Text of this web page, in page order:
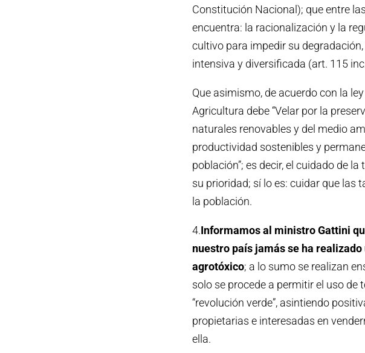
Constitución Nacional); que entre
encuentra: la racionalización y la
cultivo para impedir su
intensiva y diversificada (art. 115
Que asimismo, de acuerdo con la
Agricultura debe “Velar por la
naturales renovables y del medio
productividad sostenibles y
población”; es decir, el cuidado de
su prioridad; sí lo es: cuidar que las
la población.
4.Informamos al ministro Gattini
nuestro país jamás se ha
agrotóxico; a lo sumo se realizan
solo se procede a permitir el uso
“revolución verde”, asintiendo
propietarias e interesadas en
ella.